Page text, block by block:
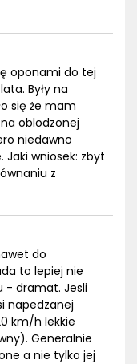
oponami do tej
Były na
się że mam
oblodzonej
niedawno
wniosek: zbyt
z
do
to lepiej nie
- dramat. Jesli
napedzanej
km/h lekkie
Generalnie
a nie tylko jej